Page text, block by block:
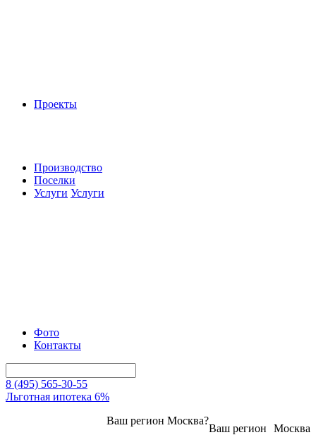
Проекты
Производство
Поселки
Услуги Услуги
Фото
Контакты
8 (495) 565-30-55
Льготная ипотека 6%
Москва
Ваш регион
Ваш регион Москва?